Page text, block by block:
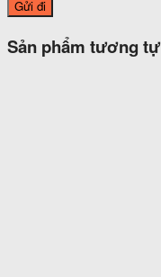
Sản phẩm tương tự